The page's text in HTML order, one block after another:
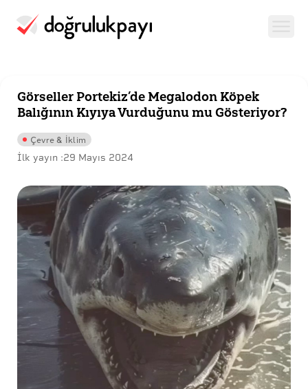
Görseller Portekiz’de Megalodon Köpek
Balığının Kıyıya Vurduğunu mu Gösteriyor?
Çevre & İklim
İlk yayın :29 Mayıs 2024